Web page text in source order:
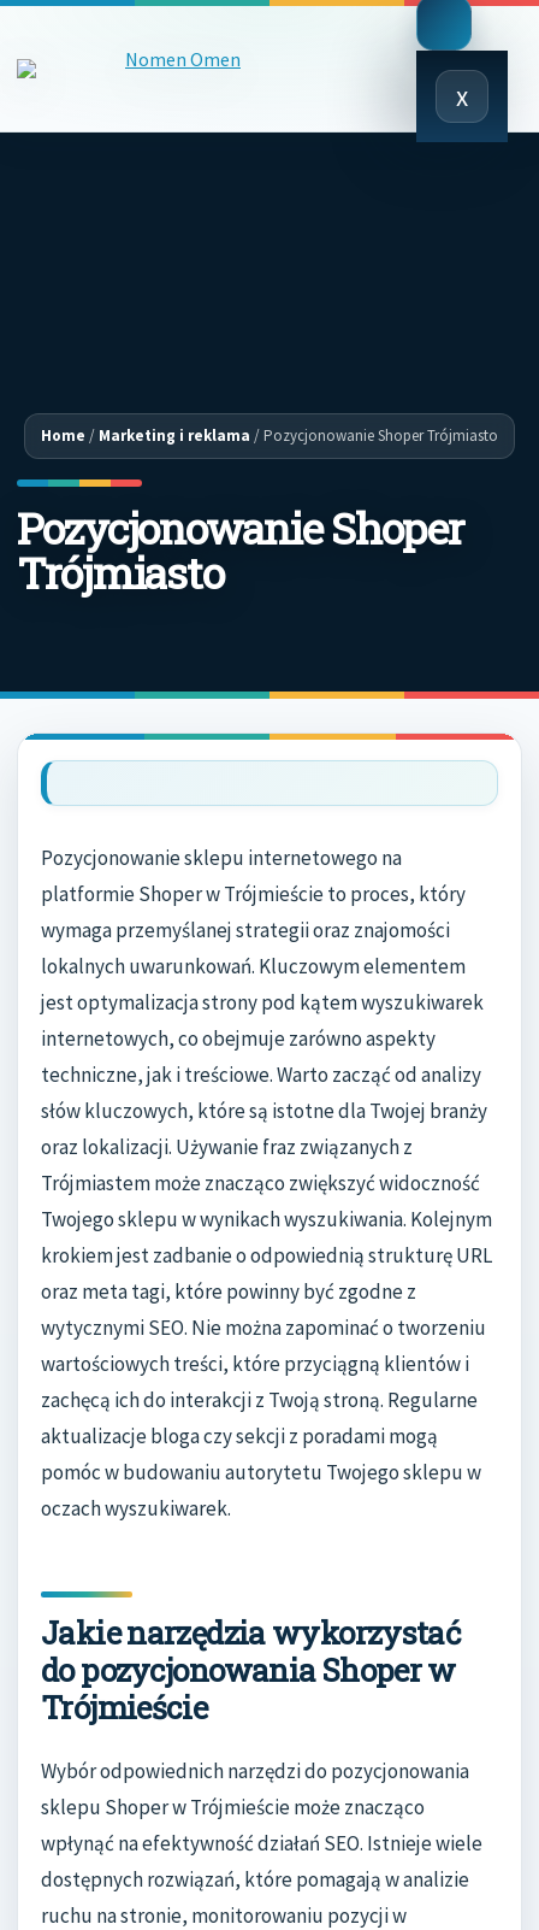
x
Close
Menu
Home / Marketing i reklama /Pozycjonowanie Shoper Trójmiasto
Pozycjonowanie Shoper
Trójmiasto
Pozycjonowanie sklepu internetowego na
platformie Shoper w Trójmieście to proces, który
wymaga przemyślanej strategii oraz znajomości
lokalnych uwarunkowań. Kluczowym elementem
jest optymalizacja strony pod kątem wyszukiwarek
internetowych, co obejmuje zarówno aspekty
techniczne, jak i treściowe. Warto zacząć od analizy
słów kluczowych, które są istotne dla Twojej branży
oraz lokalizacji. Używanie fraz związanych z
Trójmiastem może znacząco zwiększyć widoczność
Twojego sklepu w wynikach wyszukiwania. Kolejnym
krokiem jest zadbanie o odpowiednią strukturę URL
oraz meta tagi, które powinny być zgodne z
wytycznymi SEO. Nie można zapominać o tworzeniu
wartościowych treści, które przyciągną klientów i
zachęcą ich do interakcji z Twoją stroną. Regularne
aktualizacje bloga czy sekcji z poradami mogą
pomóc w budowaniu autorytetu Twojego sklepu w
oczach wyszukiwarek.
Jakie narzędzia wykorzystać
do pozycjonowania Shoper w
Trójmieście
Wybór odpowiednich narzędzi do pozycjonowania
sklepu Shoper w Trójmieście może znacząco
wpłynąć na efektywność działań SEO. Istnieje wiele
dostępnych rozwiązań, które pomagają w analizie
ruchu na stronie, monitorowaniu pozycji w